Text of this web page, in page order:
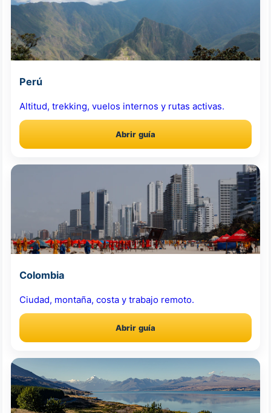
Perú
Altitud, trekking, vuelos internos y rutas activas.
Abrir guía
Colombia
Ciudad, montaña, costa y trabajo remoto.
Abrir guía